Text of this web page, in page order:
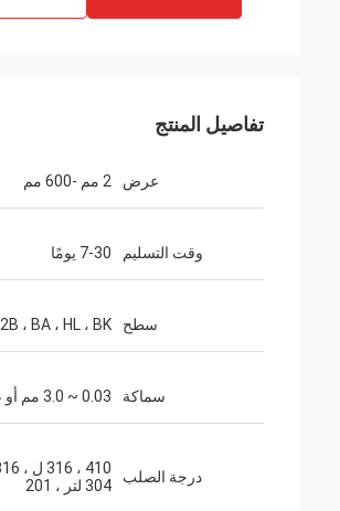
تفاصيل المنتج
عرض 2 مم -600 مم
وقت التسليم 7-30 يومًا
سطح 2B ، BA ، HL ، BK ، رقم 1 ، رقم 4 ، 8 ك ، إلخ
سماكة 0.03 ~ 3.0 مم أو على النحو المطلوب
درجة الصلب
304 لتر ، 201